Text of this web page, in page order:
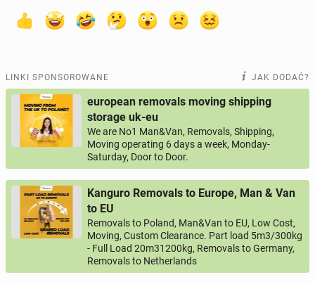
LINKI SPONSOROWANE JAK DODAĆ?
european removals moving shipping
storage uk-eu
We are No1 Man&Van, Removals, Shipping,
Moving operating 6 days a week, Monday-
Saturday, Door to Door.
Kanguro Removals to Europe, Man & Van
to EU
Removals to Poland, Man&Van to EU, Low Cost,
Moving, Custom Clearance. Part load 5m3/300kg
- Full Load 20m31200kg, Removals to Germany,
Removals to Netherlands